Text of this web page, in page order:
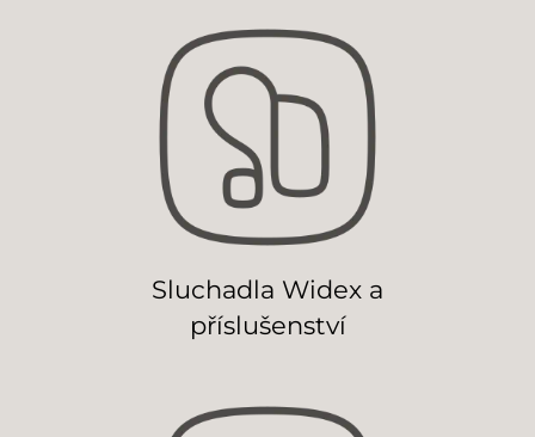
Sluchadla Widex a
příslušenství